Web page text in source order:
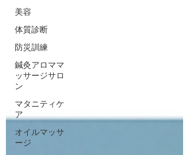
美容
体質診断
防災訓練
鍼灸アロママ
ッサージサロ
ン
マタニティケ
ア
オイルマッサ
ージ